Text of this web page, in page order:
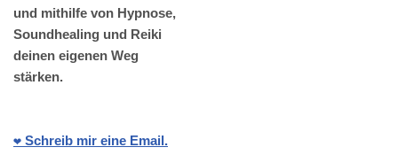
und mithilfe von Hypnose,
Soundhealing und Reiki
deinen eigenen Weg
stärken.
❤️ Schreib mir eine Email.